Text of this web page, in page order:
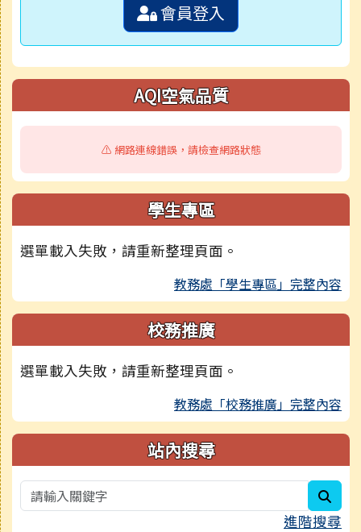
會員登入
AQI空氣品質
⚠️ 網路連線錯誤，請檢查網路狀態
學生專區
選單載入失敗，請重新整理頁面。
教務處「學生專區」完整內容
校務推廣
選單載入失敗，請重新整理頁面。
教務處「校務推廣」完整內容
站內搜尋
進階搜尋